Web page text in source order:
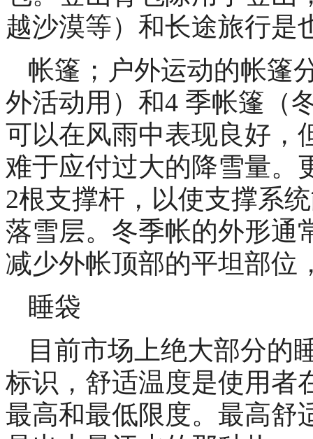
越沙漠等）和长途旅行是
帐篷；户外运动的帐篷
外活动用）和4 季帐篷（
可以在风雨中表现良好，
难于应付过大的降雪量。
2根支撑杆，以使支撑系
落雪层。冬季帐的外形通
减少外帐顶部的平坦部位
睡袋
目前市场上绝大部分的
标识，舒适温度是使用者
最高和最低限度。最高舒